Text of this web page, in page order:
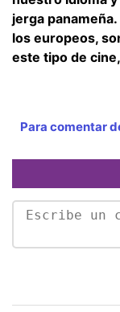
jerga
los europeos,
este tipo de
Para comentar